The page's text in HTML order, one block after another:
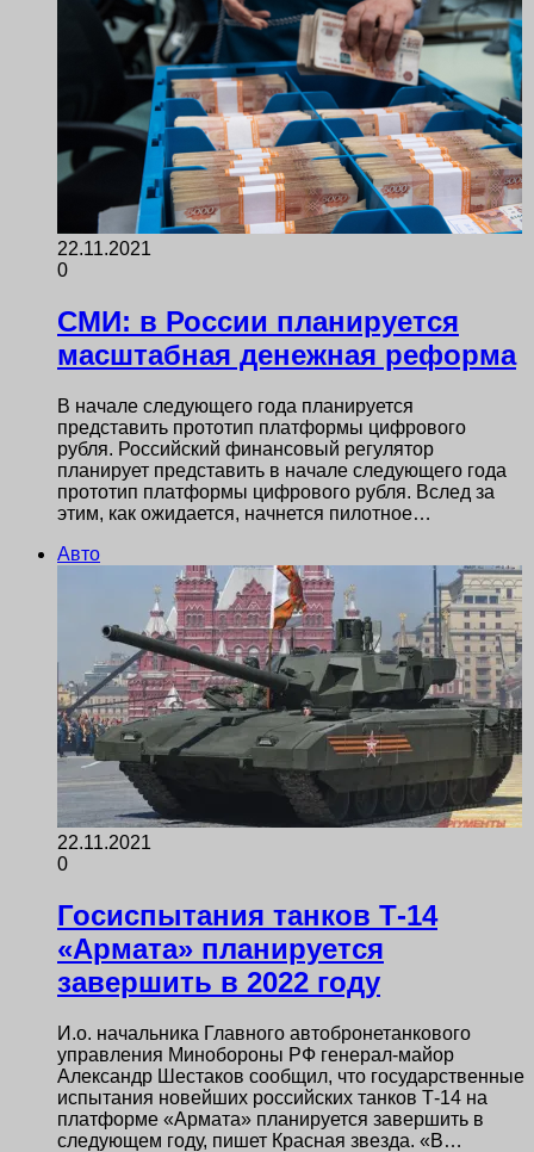
22.11.2021
0
СМИ: в России планируется
масштабная денежная реформа
В начале следующего года планируется
представить прототип платформы цифрового
рубля. Российский финансовый регулятор
планирует представить в начале следующего года
прототип платформы цифрового рубля. Вслед за
этим, как ожидается, начнется пилотное…
Авто
22.11.2021
0
Госиспытания танков Т-14
«Армата» планируется
завершить в 2022 году
И.о. начальника Главного автобронетанкового
управления Минобороны РФ генерал-майор
Александр Шестаков сообщил, что государственные
испытания новейших российских танков Т-14 на
платформе «Армата» планируется завершить в
следующем году, пишет Красная звезда. «В…